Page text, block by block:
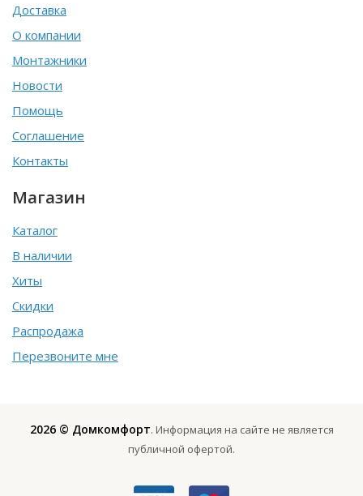
Доставка
О компании
Монтажники
Новости
Помощь
Соглашение
Контакты
Магазин
Каталог
В наличии
Хиты
Скидки
Распродажа
Перезвоните мне
2026 © Домкомфорт. Информация на сайте не является
публичной офертой.